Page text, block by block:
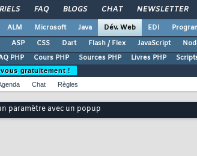
FAQ BLOGS CHAT NEWSLETTER
ALM Microsoft Java Dév. Web EDI
ASP CSS Dart Flash / Flex JavaScript
PHP Cours PHP Sources PHP Livres PHP
gratuitement !
Chat Règles
paramètre avec un popup